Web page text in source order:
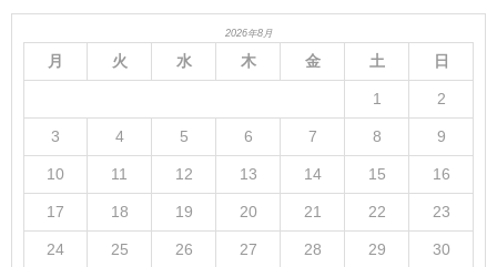
2026年8月
月 火 水 木 金 土 日
1 2
3 4 5 6 7 8 9
10 11 12 13 14 15 16
17 18 19 20 21 22 23
24 25 26 27 28 29 30